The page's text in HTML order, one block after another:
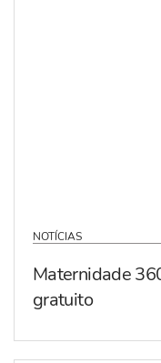
NOTÍCIAS
Maternidade
gratuito